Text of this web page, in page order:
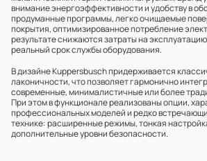
внимание энергоэффективности и удобству в
продуманные программы, легко очищаемые
покрытия, оптимизированное потребление
результате снижаются затраты на
реальный срок службы оборудования.
В дизайне Kuppersbusch придерживается
лаконичности, что позволяет гармонично
современные, минималистичные или более
При этом в функционале реализованы опции,
профессиональных моделей и редко
технике: расширенные режимы, тонкая
дополнительные уровни безопасности.